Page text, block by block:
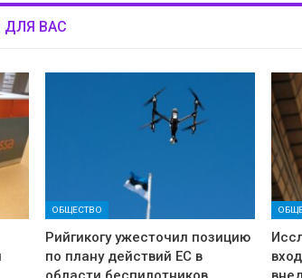
ДЛЯ ВАС
ОБЩЕСТВО
Рийгикогу ужесточил позицию
по плану действий ЕС в